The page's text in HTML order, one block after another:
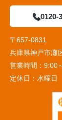
0120-
〒657-0831
兵庫県神戸市灘
営業時間： 9:00
定休日： 水曜日